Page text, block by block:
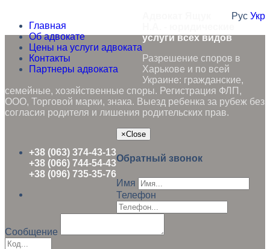
Главная
Об адвокате
Цены на услуги адвоката
Контакты
Партнеры адвоката
Рус Укр
услуги всех видов
Разрешение споров в
Харькове и по всей
Украине: гражданские,
семейные, хозяйственные споры. Регистрация ФЛП,
ООО, Торговой марки, знака. Выезд ребенка за рубеж без
согласия родителя и лишения родительских прав.
+38 (063) 374-43-13
+38 (066) 744-54-43
+38 (096) 735-35-76
×Close
Обратный звонок
Имя
Телефон
Сообщение